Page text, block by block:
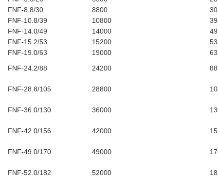
FNF-8.8/30
8800
30
FNF-10.8/39
10800
39
FNF-14.0/49
14000
49
FNF-15.2/53
15200
53
FNF-19.0/63
19000
63
FNF-24.2/88
24200 88
FNF-28.8/105 28800
FNF-36.0/130 36000
FNF-42.0/156 42000
FNF-49.0/170 49000
FNF-52.0/182 52000